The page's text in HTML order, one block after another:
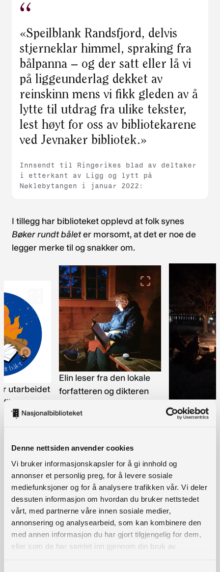
Denne nettsiden anvender cookies
Vi bruker informasjonskapsler for å gi innhold og
annonser et personlig preg, for å levere sosiale
mediefunksjoner og for å analysere trafikken vår. Vi deler
dessuten informasjon om hvordan du bruker nettstedet
vårt, med partnerne våre innen sosiale medier,
annonsering og analysearbeid, som kan kombinere den
med annen informasjon du har gjort tilgjengelig for dem,
eller som de har samlet inn gjennom din bruk av
«Speilblank Randsfjord, delvis
stjerneklar himmel, spraking fra
bålpanna – og der satt eller lå vi
på liggeunderlag dekket av
reinskinn mens vi fikk gleden av å
lytte til utdrag fra ulike tekster,
lest høyt for oss av bibliotekarene
ved Jevnaker bibliotek.»
Innsendt til Ringerikes blad av deltaker
i etterkant av Ligg og lytt på
Nøklebytangen i januar 2022:
I tillegg har biblioteket opplevd at folk synes
Bøker rundt båleter morsomt, at det er noe de
legger merke til og snakker om.
utarbeidet
som
Elin leser fra den lokale
forfatteren og dikteren
Bristol, ved Ølja i
Jevnaker bibliotek
"Ligg og
Videre drift
Jevnaker bibliotek har tattBøker rundt båletinn i
drift, og det er nå en fast del av
arrangementstilbudet.
I desember skal de ha et arrangement under